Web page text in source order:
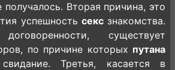
получалось. Вторая причина, это
успешность сексзнакомства.
существует
по причине которых путана
Третья, касается в